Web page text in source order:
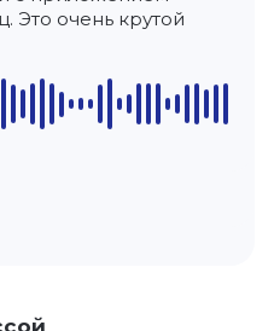
Это очень крутой
услугу для
борьбе с
них приводят больше
спасибо UDS.
и увеличения
цикла